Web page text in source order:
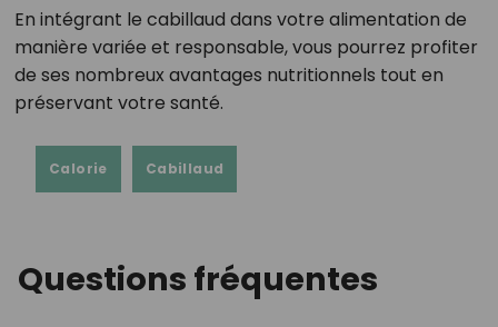
En intégrant le cabillaud dans votre alimentation de
manière variée et responsable, vous pourrez profiter
de ses nombreux avantages nutritionnels tout en
préservant votre santé.
Calorie Cabillaud
Questions fréquentes